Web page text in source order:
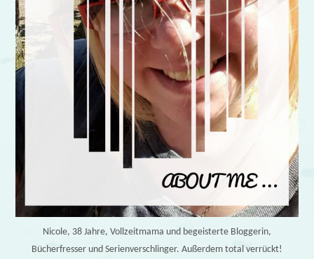
Nicole, 38 Jahre, Vollzeitmama und begeisterte Bloggerin,
Bücherfresser und Serienverschlinger. Außerdem total verrückt!